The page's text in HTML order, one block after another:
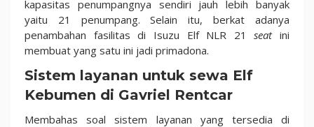
kapasitas penumpangnya sendiri jauh lebih banyak
yaitu 21 penumpang. Selain itu, berkat adanya
penambahan fasilitas di Isuzu Elf NLR 21seat ini
membuat yang satu ini jadi primadona.
Sistem layanan untuk sewa Elf
Kebumen di Gavriel Rentcar
Membahas soal sistem layanan yang tersedia di